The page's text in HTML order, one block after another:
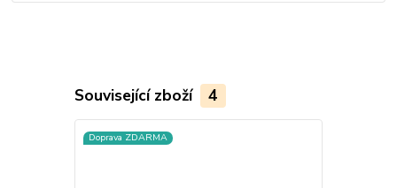
Související zboží 4
Doprava ZDARMA